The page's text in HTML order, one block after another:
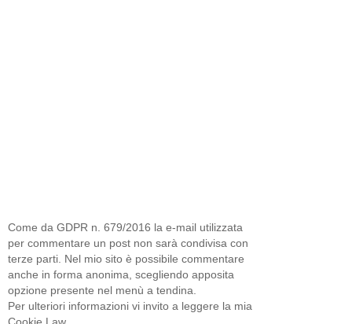
Come da GDPR n. 679/2016 la e-mail utilizzata
per commentare un post non sarà condivisa con
terze parti. Nel mio sito è possibile commentare
anche in forma anonima, scegliendo apposita
opzione presente nel menù a tendina.
Per ulteriori informazioni vi invito a leggere la mia